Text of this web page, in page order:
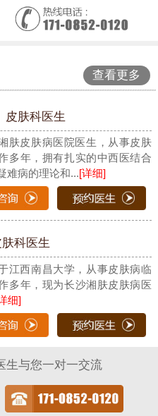
查看更多
皮肤科医生
肤皮肤病医院医生，从事皮肤
多年，拥有扎实的中西医结合
难病的理论和...[详细]
肤科医生
江西南昌大学，从事皮肤病临
多年，现为长沙湘肤皮肤病医
细]
生与您一对一交流